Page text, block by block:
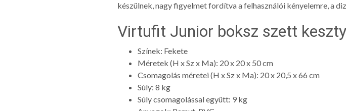
készülnek, nagy figyelmet fordítva a felhasználói kényelemre, a
Virtufit Junior boksz szett
Színek: Fekete
Méretek (H x Sz x Ma): 20 x 20 x 50 cm
Csomagolás méretei (H x Sz x Ma): 20 x 20,5 x 66 cm
Súly: 8 kg
Súly csomagolással együtt: 9 kg